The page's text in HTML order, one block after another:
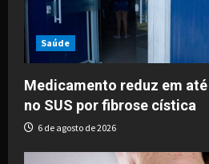
i
o
n
Saúde
Medicamento reduz em
no SUS por fibrose cística
6 de agosto de 2026